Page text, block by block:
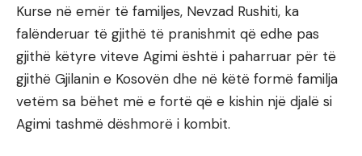
Kurse në emër të familjes, Nevzad Rushiti, ka
falënderuar të gjithë të pranishmit që edhe pas
gjithë këtyre viteve Agimi është i paharruar për të
gjithë Gjilanin e Kosovën dhe në këtë formë familja
vetëm sa bëhet më e fortë që e kishin një djalë si
Agimi tashmë dëshmorë i kombit.